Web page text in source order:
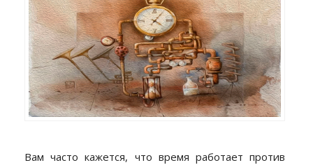
Вам часто кажется, что время работает против